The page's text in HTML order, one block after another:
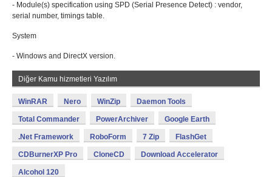
- Module(s) specification using SPD (Serial Presence Detect) : vendor,
serial number, timings table.
System
- Windows and DirectX version.
Diğer Kamu hizmetleri Yazılım
WinRAR Nero WinZip Daemon Tools
Total Commander PowerArchiver Google Earth
.Net Framework RoboForm 7 Zip FlashGet
CDBurnerXP Pro CloneCD Download Accelerator
Alcohol 120